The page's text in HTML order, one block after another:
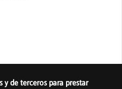
y de terceros para prestar